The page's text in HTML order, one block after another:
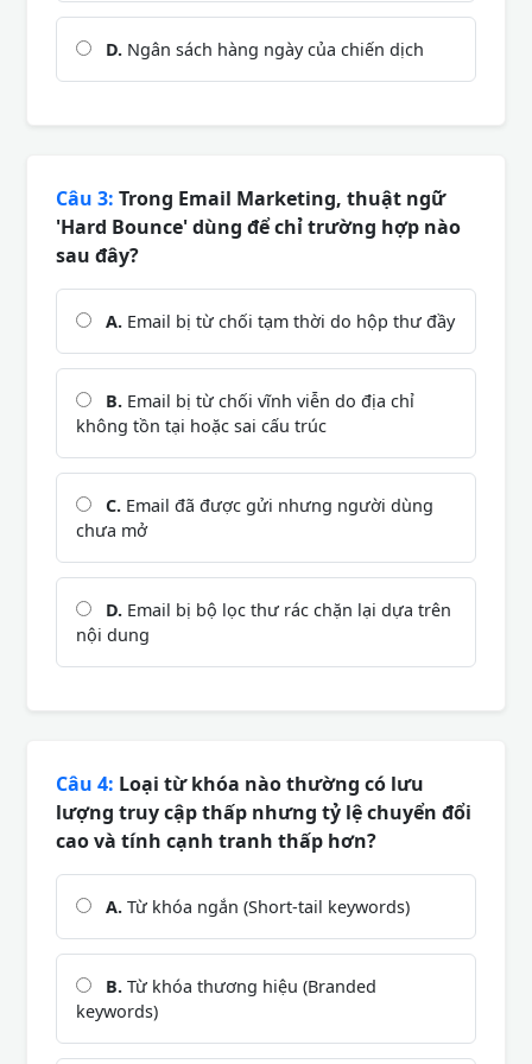
D. Ngân sách hàng ngày của chiến dịch
Câu 3: Trong Email Marketing, thuật ngữ
'Hard Bounce' dùng để chỉ trường hợp nào
sau đây?
A. Email bị từ chối tạm thời do hộp thư đầy
B. Email bị từ chối vĩnh viễn do địa chỉ
không tồn tại hoặc sai cấu trúc
C. Email đã được gửi nhưng người dùng
chưa mở
D. Email bị bộ lọc thư rác chặn lại dựa trên
nội dung
Câu 4: Loại từ khóa nào thường có lưu
lượng truy cập thấp nhưng tỷ lệ chuyển đổi
cao và tính cạnh tranh thấp hơn?
A. Từ khóa ngắn (Short-tail keywords)
B. Từ khóa thương hiệu (Branded
keywords)